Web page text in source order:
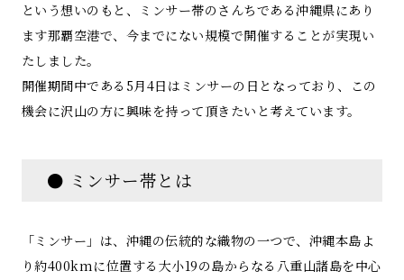
という想いのもと、ミンサー帯のさんちである沖縄県にあり
ます那覇空港で、今までにない規模で開催することが実現い
たしました。
開催期間中である5月4日はミンサーの日となっており、この
機会に沢山の方に興味を持って頂きたいと考えています。
● ミンサー帯とは
「ミンサー」は、沖縄の伝統的な織物の⼀つで、沖縄本島よ
り約400kmに位置する大小19の島からなる八重山諸島を中心